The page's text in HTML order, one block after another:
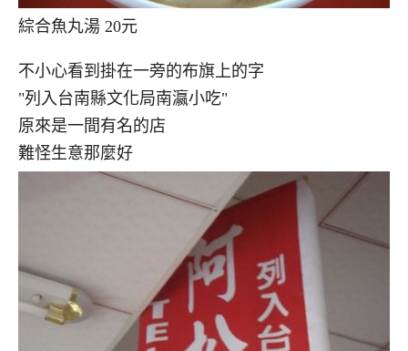
綜合魚丸湯 20元
不小心看到掛在一旁的布旗上的字
"列入台南縣文化局南瀛小吃"
原來是一間有名的店
難怪生意那麼好